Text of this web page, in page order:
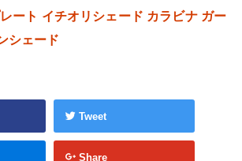
ート イチオリシェード カラビナ ガー
シェード
Tweet
Share